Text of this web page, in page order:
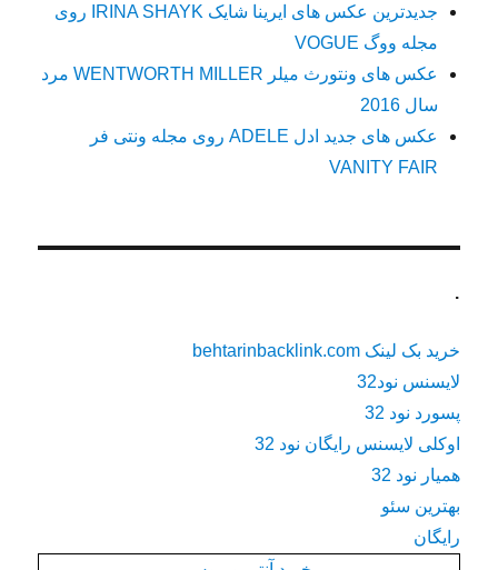
جدیدترین عکس های ایرینا شایک IRINA SHAYK روی
مجله ووگ VOGUE
عکس های ونتورث میلر WENTWORTH MILLER مرد
سال 2016
عکس های جدید ادل ADELE روی مجله ونتی فر
VANITY FAIR
.
خرید بک لینک behtarinbacklink.com
لایسنس نود32
پسورد نود 32
اوکلی لایسنس رایگان نود 32
همیار نود 32
بهترین سئو
رایگان